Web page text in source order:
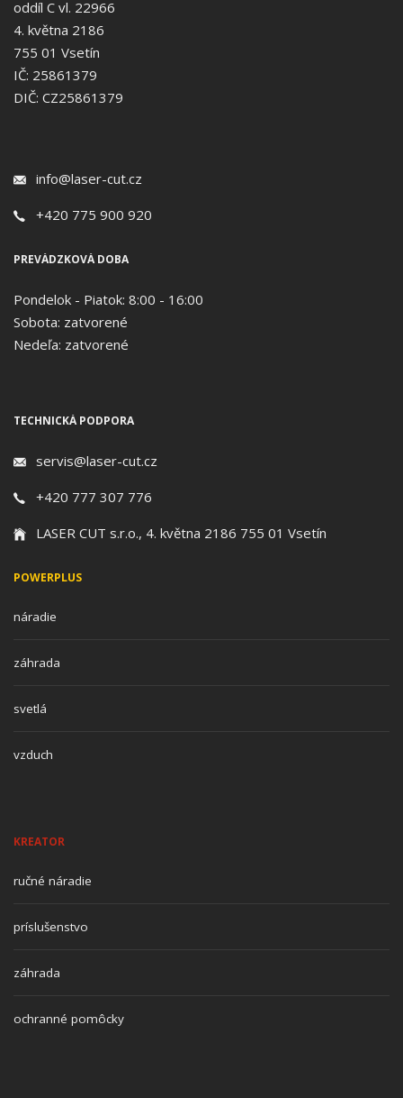
oddíl C vl. 22966
4. května 2186
755 01 Vsetín
IČ: 25861379
DIČ: CZ25861379
info@laser-cut.cz
+420 775 900 920
PREVÁDZKOVÁ DOBA
Pondelok - Piatok: 8:00 - 16:00
Sobota: zatvorené
Nedeľa: zatvorené
TECHNICKÁ PODPORA
servis@laser-cut.cz
+420 777 307 776
LASER CUT s.r.o., 4. května 2186 755 01 Vsetín
POWERPLUS
náradie
záhrada
svetlá
vzduch
KREATOR
ručné náradie
príslušenstvo
záhrada
ochranné pomôcky